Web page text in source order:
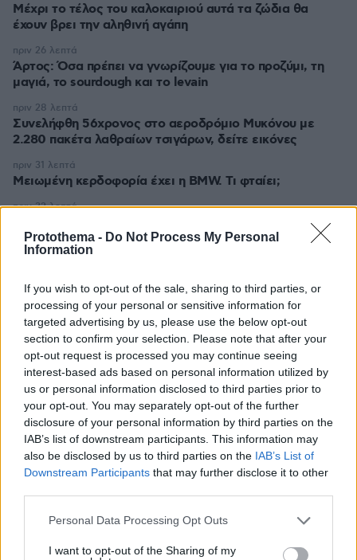
Protothema - Do Not Process My Personal
Information
If you wish to opt-out of the sale, sharing to third parties, or
processing of your personal or sensitive information for
targeted advertising by us, please use the below opt-out
section to confirm your selection. Please note that after your
opt-out request is processed you may continue seeing
interest-based ads based on personal information utilized by
us or personal information disclosed to third parties prior to
your opt-out. You may separately opt-out of the further
disclosure of your personal information by third parties on the
IAB’s list of downstream participants. This information may
also be disclosed by us to third parties on the IAB’s List of
Downstream Participants that may further disclose it to other
Please note that this website/app uses one or more Google
not limited to your visit or usage behaviour. You may click to
Personal Data Processing Opt Outs
I want to opt-out of the Sharing of my
Μέχρι το τέλος του καλοκαιριού αυτά τα ζώδια θα
έχουν βρει την αληθινή αγάπη
Άρτος: Όσα πρέπει να γνωρίζουμε για το προζύμι, τη
μαγιά, το sourdough και το levain
πριν 26 λεπτά
Συνελήφθη 56χρονος στο αεροδρόμιο Μυκόνου με
2.280 πακέτα λαθραίων τσιγάρων, δείτε εικόνες
πριν 28 λεπτά
Μειωμένη κερδοφορία έχει η BMW. Τι φταίει;
πριν 31 λεπτά
O Τράβις Μπάρκερ εξήγησε γιατί αποκάλυψαν τώρα την
αποβολή που είχε η Κόρτνεϊ Καρντάσιαν το 2021
πριν 32 λεπτά
δενδρύλλια κάνναβης σε δύσβατη δασική περιοχή στην
Φθιώτιδα, δείτε βίντεο
ΔΕΙΤΕ ΟΛΕΣ ΤΙΣ ΕΙΔΗΣΕΙΣ
ΤΑ ΠΙΟ ΔΗΜΟΦΙΛΗ